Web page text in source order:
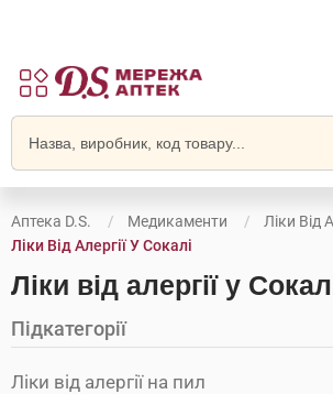
Аптека D.S. Медикаменти
Ліки Від
Ліки Від Алергії У Сокалі
Ліки від алергії у
Підкатегорії
Ліки від алергії на пил